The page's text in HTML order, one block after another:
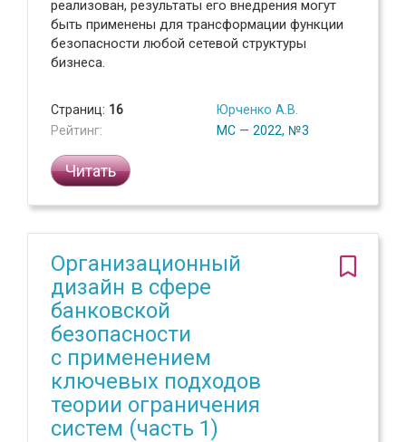
реализован, результаты его внедрения могут
быть применены для трансформации функции
безопасности любой сетевой структуры
бизнеса.
Страниц: 16
Рейтинг:
Юрченко А.В.
МС — 2022, №3
Читать
Организационный
дизайн в сфере
банковской
безопасности
с применением
ключевых подходов
теории ограничения
систем (часть 1)